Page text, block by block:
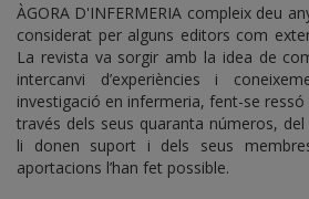
ÀGORA D'INFERMERIA compleix deu
considerat per alguns editors com
La revista va sorgir amb la idea de
intercanvi d’experiències i
investigació en infermeria, fent-se
través dels seus quaranta números,
li donen suport i dels seus
aportacions l’han fet possible.